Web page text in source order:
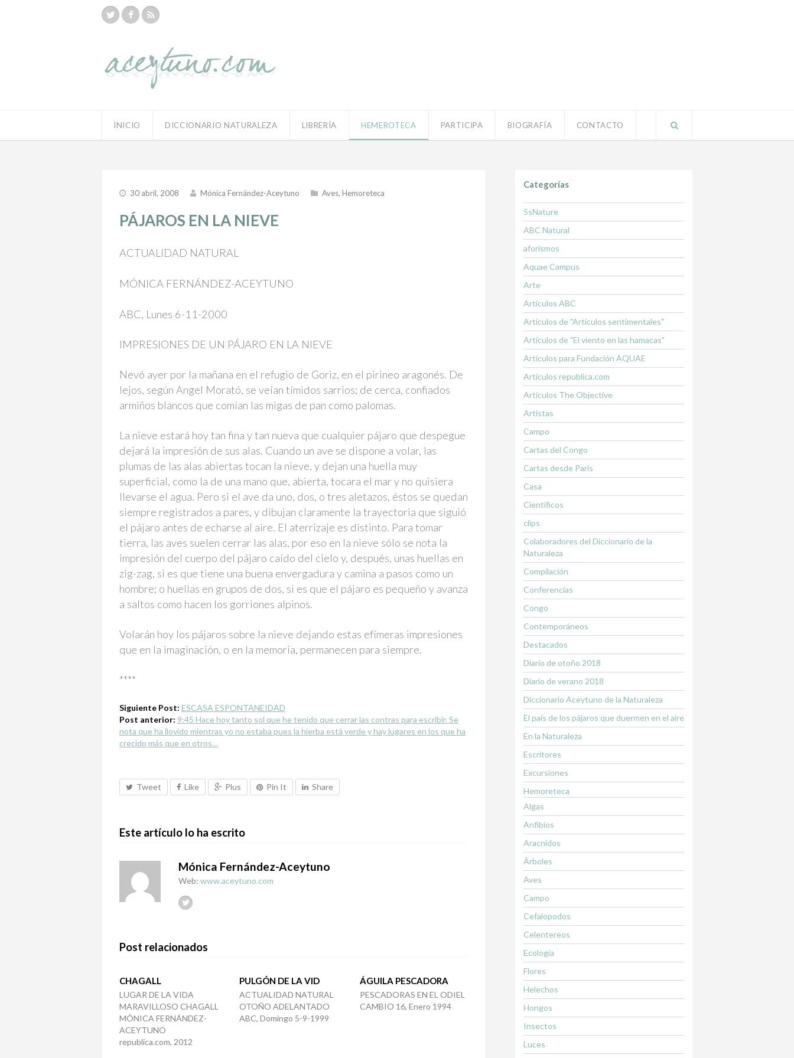
INICIO DICCIONARIO NATURALEZA LIBRERÍA HEMEROTECA PARTICIPA BIOGRAFÍA CONTACTO
30 abril, 2008 Mónica Fernández-Aceytuno Aves, Hemoreteca
PÁJAROS EN LA NIEVE
ACTUALIDAD NATURAL
MÓNICA FERNÁNDEZ-ACEYTUNO
ABC, Lunes 6-11-2000
IMPRESIONES DE UN PÁJARO EN LA NIEVE
Nevó ayer por la mañana en el refugio de Goriz, en el pirineo aragonés. De
lejos, según Angel Morató, se veían tímidos sarrios; de cerca, confiados
armiños blancos que comían las migas de pan como palomas.
La nieve estará hoy tan fina y tan nueva que cualquier pájaro que despegue
dejará la impresión de sus alas. Cuando un ave se dispone a volar, las
plumas de las alas abiertas tocan la nieve, y dejan una huella muy
superficial, como la de una mano que, abierta, tocara el mar y no quisiera
llevarse el agua. Pero si el ave da uno, dos, o tres aletazos, éstos se quedan
siempre registrados a pares, y dibujan claramente la trayectoria que siguió
el pájaro antes de echarse al aire. El aterrizaje es distinto. Para tomar
tierra, las aves suelen cerrar las alas, por eso en la nieve sólo se nota la
impresión del cuerpo del pájaro caído del cielo y, después, unas huellas en
zig-zag, si es que tiene una buena envergadura y camina a pasos como un
hombre; o huellas en grupos de dos, si es que el pájaro es pequeño y avanza
a saltos como hacen los gorriones alpinos.
Volarán hoy los pájaros sobre la nieve dejando estas efímeras impresiones
que en la imaginación, o en la memoria, permanecen para siempre.
****
Siguiente Post: ESCASA ESPONTANEIDAD
Post anterior: 9:45 Hace hoy tanto sol que he tenido que cerrar las contras para escribir. Se
nota que ha llovido mientras yo no estaba pues la hierba está verde y hay lugares en los que ha
crecido más que en otros…
Tweet Like Plus Pin It Share
Este artículo lo ha escrito
Mónica Fernández-Aceytuno
Web: www.aceytuno.com
Post relacionados
CHAGALL
LUGAR DE LA VIDA
MARAVILLOSO CHAGALL
MÓNICA FERNÁNDEZ-
ACEYTUNO
republica.com, 2012
PULGÓN DE LA VID
ACTUALIDAD NATURAL
OTOÑO ADELANTADO
ABC, Domingo 5-9-1999
ÁGUILA PESCADORA
PESCADORAS EN EL ODIEL
CAMBIO 16, Enero 1994
Categorías
5sNature
ABC Natural
aforismos
Aquae Campus
Arte
Artículos ABC
Artículos de "Artículos sentimentales"
Artículos de "El viento en las hamacas"
Artículos para Fundación AQUAE
Artículos republica.com
Artículos The Objective
Artistas
Campo
Cartas del Congo
Cartas desde Paris
Casa
Científicos
clips
Colaboradores del Diccionario de la
Naturaleza
Compilación
Conferencias
Congo
Contemporáneos
Destacados
Diario de otoño 2018
Diario de verano 2018
Diccionario Aceytuno de la Naturaleza
El país de los pájaros que duermen en el aire
En la Naturaleza
Escritores
Excursiones
Hemoreteca
Algas
Anfibios
Aracnidos
Árboles
Aves
Campo
Cefalopodos
Celentereos
Ecología
Flores
Helechos
Hongos
Insectos
Luces